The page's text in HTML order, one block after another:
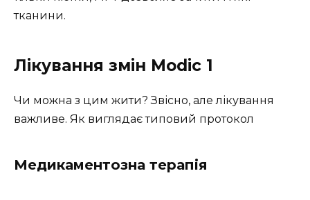
тканини.
Лікування змін Modic 1
Чи можна з цим жити? Звісно, але лікування
важливе. Як виглядає типовий протокол
Медикаментозна терапія